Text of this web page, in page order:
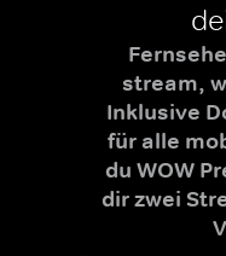
stream,
Inklusive
für alle
du WOW
dir zwei